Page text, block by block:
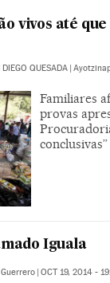
vivos até
QUESADA |
Familiares
provas
conclusivas”
Iguala
| OCT 19, 2014 -